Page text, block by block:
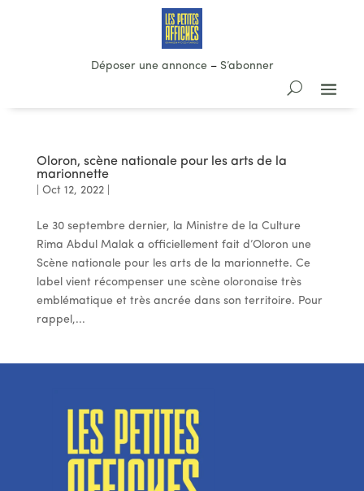
Déposer une annonce– S’abonner
Oloron, scène nationale pour les arts de la
marionnette
Oct 12, 2022|
Le 30 septembre dernier, la Ministre de la Culture
Rima Abdul Malak a officiellement fait d’Oloron une
Scène nationale pour les arts de la marionnette. Ce
label vient récompenser une scène oloronaise très
emblématique et très ancrée dans son territoire. Pour
rappel,...